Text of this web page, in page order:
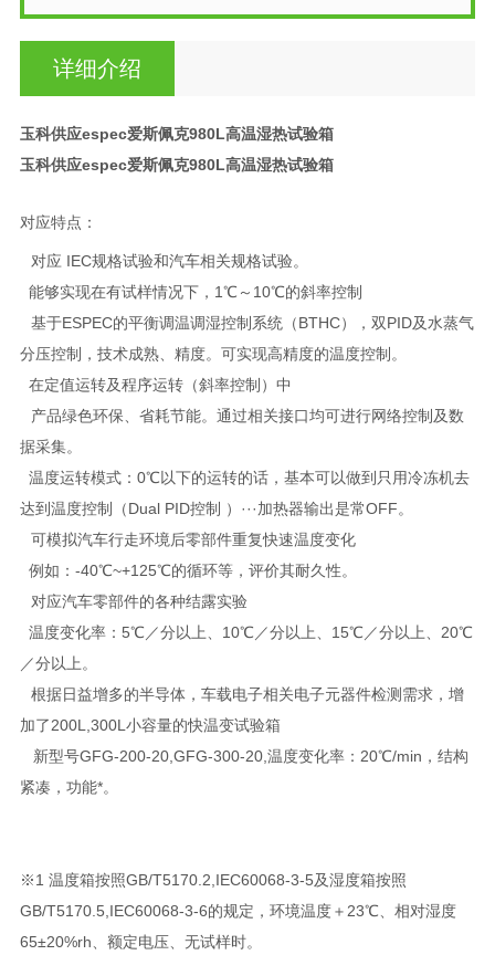
详细介绍
玉科供应espec爱斯佩克980L高温湿热试验箱
玉科供应espec爱斯佩克980L高温湿热试验箱
对应特点：
对应 IEC规格试验和汽车相关规格试验。
能够实现在有试样情况下，1℃～10℃的斜率控制
基于ESPEC的平衡调温调湿控制系统（BTHC），双PID及水蒸气
分压控制，技术成熟、精度。可实现高精度的温度控制。
在定值运转及程序运转（斜率控制）中
产品绿色环保、省耗节能。通过相关接口均可进行网络控制及数
据采集。
温度运转模式：0℃以下的运转的话，基本可以做到只用冷冻机去
达到温度控制（Dual PID控制 ）···加热器输出是常OFF。
可模拟汽车行走环境后零部件重复快速温度变化
例如：-40℃~+125℃的循环等，评价其耐久性。
对应汽车零部件的各种结露实验
温度变化率：5℃／分以上、10℃／分以上、15℃／分以上、20℃
／分以上。
根据日益增多的半导体，车载电子相关电子元器件检测需求，增
加了200L,300L小容量的快温变试验箱
新型号GFG-200-20,GFG-300-20,温度变化率：20℃/min，结构
紧凑，功能*。
※1 温度箱按照GB/T5170.2,IEC60068-3-5及湿度箱按照
GB/T5170.5,IEC60068-3-6的规定，环境温度＋23℃、相对湿度
65±20%rh、额定电压、无试样时。